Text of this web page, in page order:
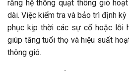
rằng hệ thống quạt thông gió
dài. Việc kiểm tra và bảo trì định
phục kịp thời các sự cố hoặc lỗi
giúp tăng tuổi thọ và hiệu suất
thông gió.